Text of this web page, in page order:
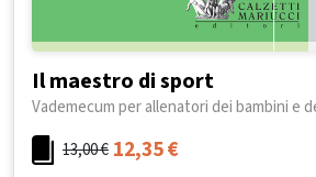
Il maestro di sport
Vademecum per allenatori dei bambini e
13,00€ 12,35€